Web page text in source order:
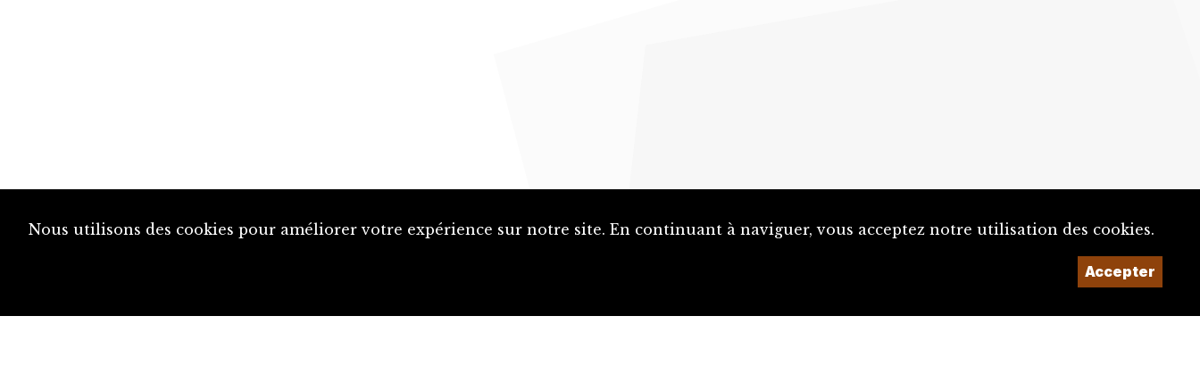
Nous utilisons des cookies pour améliorer votre expérience sur notre site. En continuant à naviguer, vous acceptez notre utilisation des cookies.
Accepter